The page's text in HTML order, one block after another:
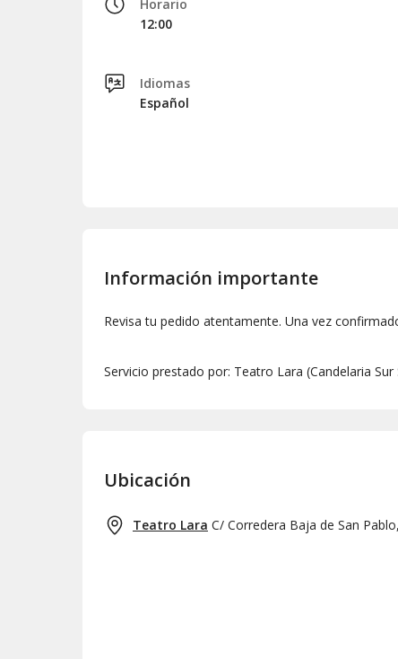
Horario
12:00
Idiomas
Español
Información importante
Revisa tu pedido atentamente. Una vez
Servicio prestado por: Teatro Lara (Candelaria Sur
Ubicación
Teatro Lara C/ Corredera Baja de San